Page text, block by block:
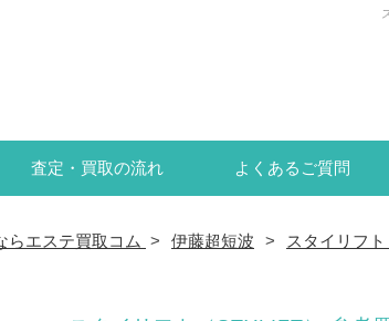
査定・買取の流れ よくあるご質問
らエステ買取コム > 伊藤超短波 > スタイリフ